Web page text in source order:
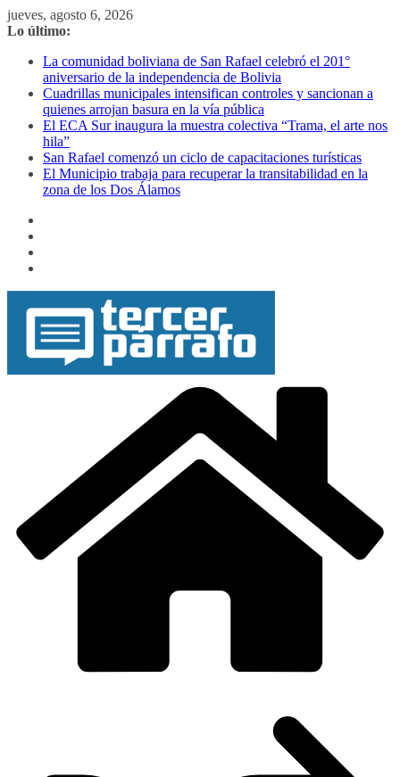
Saltar
al
jueves, agosto 6, 2026
Lo último:
La comunidad boliviana de San Rafael celebró el 201°
aniversario de la independencia de Bolivia
Cuadrillas municipales intensifican controles y sancionan a
quienes arrojan basura en la vía pública
El ECA Sur inaugura la muestra colectiva “Trama, el arte nos
hila”
San Rafael comenzó un ciclo de capacitaciones turísticas
El Municipio trabaja para recuperar la transitabilidad en la
zona de los Dos Álamos